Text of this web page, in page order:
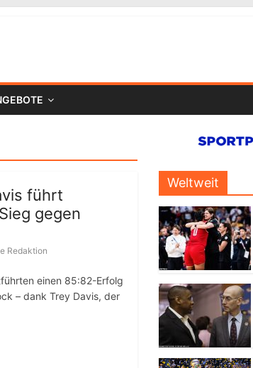
führt
gegen
Redaktion
einen 85:82-Erfolg
– dank Trey Davis, der
Weltweit